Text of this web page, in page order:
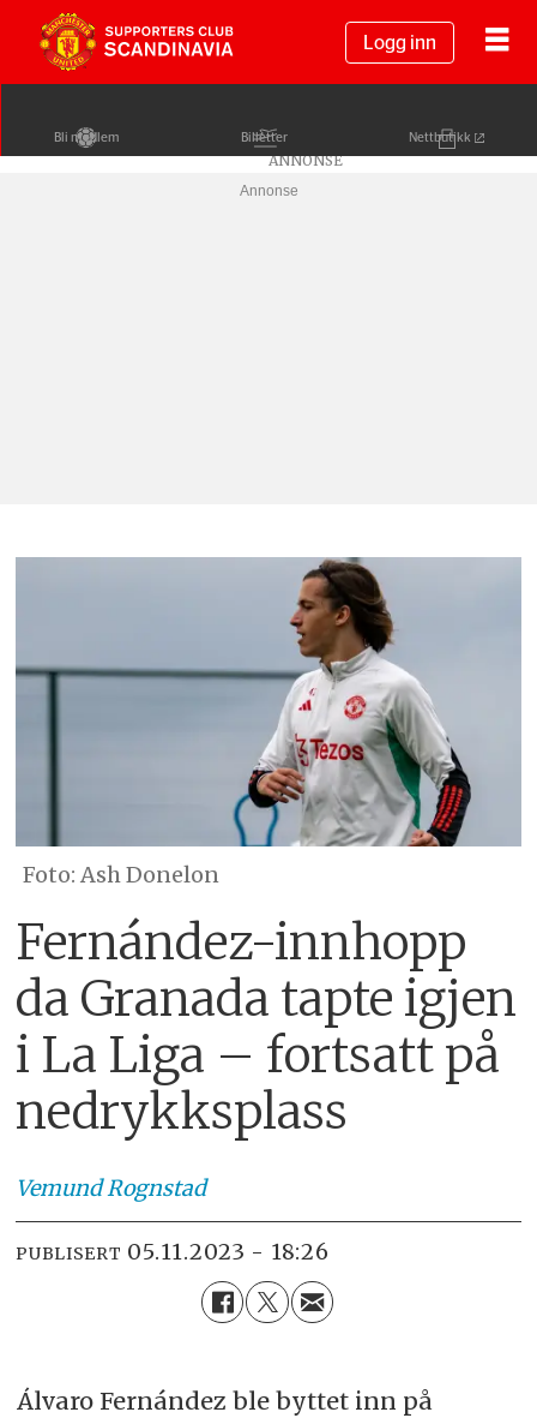
Logg inn
Bli medlem Billetter Nettbutikk
Annonse
Ash Donelon
Fernández-innhopp
da Granada tapte igjen
i La Liga – fortsatt på
nedrykksplass
VemundRognstad
PUBLISERT 05.11.2023 - 18:26
Álvaro Fernández ble byttet inn på